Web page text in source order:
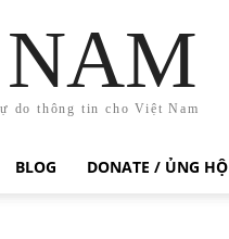
do thông tin cho Việt Nam
BLOG DONATE / ỦNG HỘ